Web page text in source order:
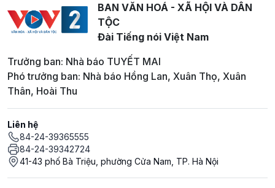
BAN VĂN HOÁ - XÃ HỘI VÀ DÂN
TỘC
Đài Tiếng nói Việt Nam
Trưởng ban: Nhà báo TUYẾT MAI
Phó trưởng ban: Nhà báo Hồng Lan, Xuân Thọ, Xuân
Thân, Hoài Thu
Liên hệ
84-24-39365555
84-24-39342724
41-43 phố Bà Triệu, phường Cửa Nam, TP. Hà Nội